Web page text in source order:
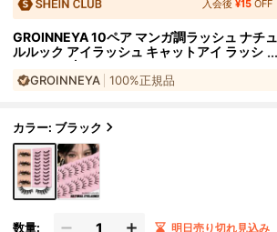
入会後¥15 OFF
GROINNEYA 10ペア マンガ調ラッシュ ナチ
ルルック アイラッシュ キャットアイ ラッシ
ュ クロス 太め ミンクラッシュ アニメ フォ
ールスアイラッシュ エクステンション メイク
ラッシュ
GROINNEYA 100%正規品
カラー: ブラック
数量: 明日売り切れ見込み